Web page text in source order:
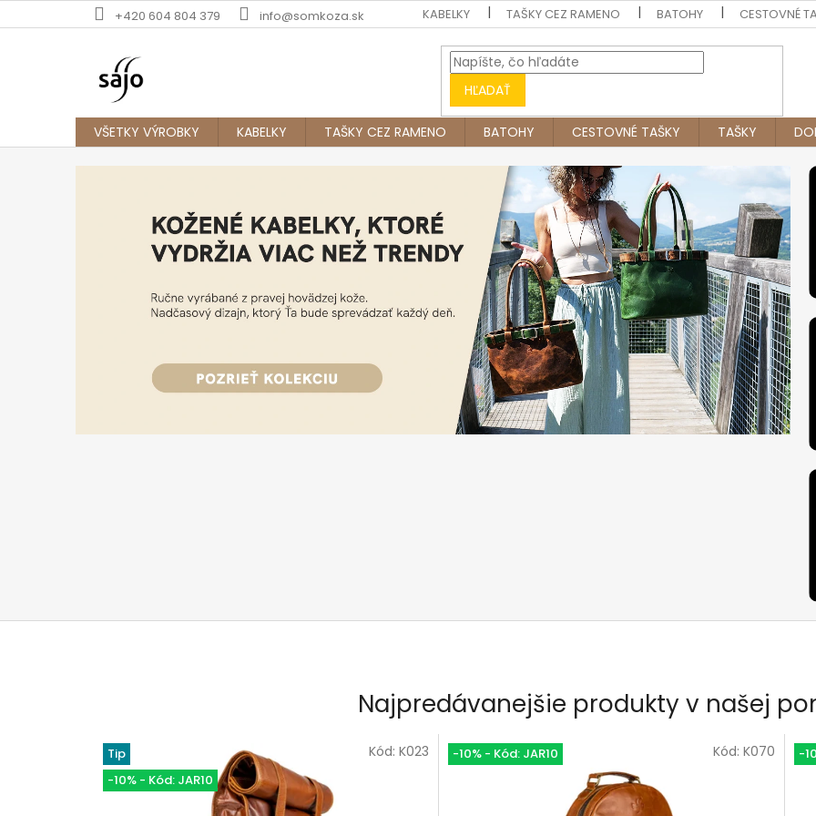
na
+420 604 804 379 info@somkoza.sk KABELKY TAŠKY CEZ RAMENO BATOHY CESTOVNÉ
HĽADAŤ
VŠETKY VÝROBKY KABELKY TAŠKY CEZ RAMENO BATOHY CESTOVNÉ TAŠKY TAŠKY
Najpredávanejšie produkty v našej
Tip
-10% - Kód: JAR10
Kód:K023 -10% - Kód: JAR10 Kód: K070 -